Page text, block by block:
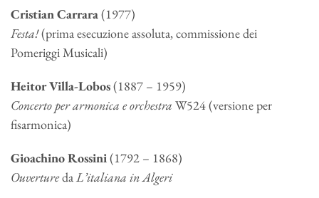
Cristian Carrara(1977)
Festa!(prima esecuzione assoluta, commissione dei
Pomeriggi Musicali)
Heitor Villa-Lobos(1887 – 1959)
Concerto per armonica e orchestra W524 (versione per
fisarmonica)
Gioachino Rossini(1792 – 1868)
OuverturedaL’italiana in Algeri